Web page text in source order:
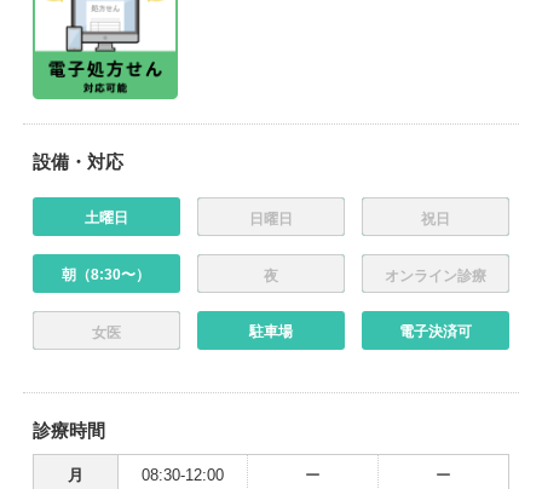
設備・対応
土曜日 日曜日 祝日
朝（8:30〜） 夜 オンライン診療
女医 駐車場 電子決済可
診療時間
月 08:30-12:00 ー ー